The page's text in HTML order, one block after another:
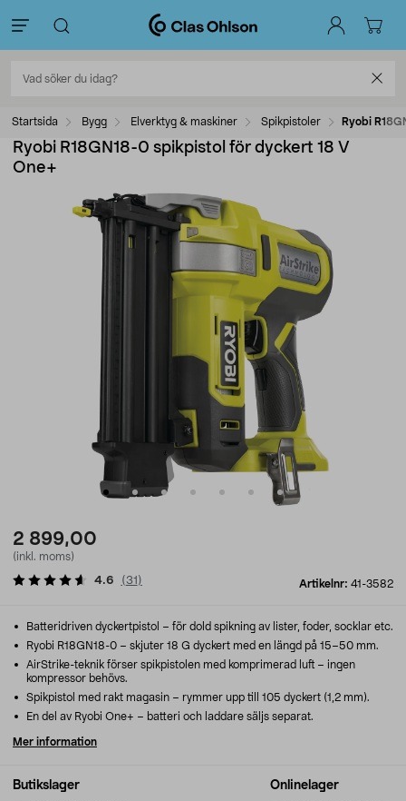
Startsida Bygg Elverktyg & maskiner Spikpistoler Ryobi
Ryobi R18GN18-0 spikpistol för dyckert 18 V
One+
2 899,00
(inkl. moms)
Artikelnr: 41-3582
4.6 (31 )
Butikslager Onlinelager
Batteridriven dyckertpistol – för dold spikning av lister, foder, socklar etc.
Ryobi R18GN18-0 – skjuter 18 G dyckert med en längd på 15–50 mm.
AirStrike-teknik förser spikpistolen med komprimerad luft – ingen
kompressor behövs.
Spikpistol med rakt magasin – rymmer upp till 105 dyckert (1,2 mm).
En del av Ryobi One+ – batteri och laddare säljs separat.
Mer information